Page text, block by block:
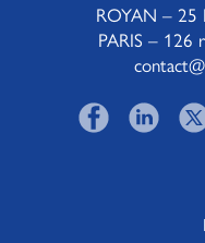
ROYAN – 25
PARIS – 126